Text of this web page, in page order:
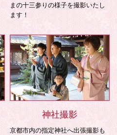
まの十三参りの様子を撮影いたし
ます！
神社撮影
京都市内の指定神社へ出張撮影も